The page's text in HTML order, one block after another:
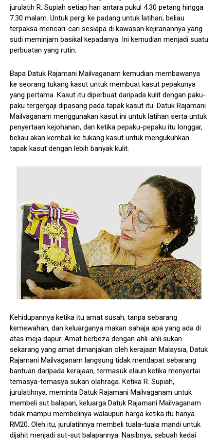
jurulatih R. Supiah setiap hari antara pukul 4.30 petang hingga
7.30 malam. Untuk pergi ke padang untuk latihan, beliau
terpaksa mencari-cari sesiapa di kawasan kejiranannya yang
sudi meminjam basikal kepadanya. Ini kemudian menjadi suatu
perbuatan yang rutin.
Bapa Datuk Rajamani Mailvaganam kemudian membawanya
ke seorang tukang kasut untuk membuat kasut pepakunya
yang pertama. Kasut itu diperbuat daripada kulit dengan paku-
paku tergergaji dipasang pada tapak kasut itu. Datuk Rajamani
Mailvaganam menggunakan kasut ini untuk latihan serta untuk
penyertaan kejohanan, dan ketika pepaku-pepaku itu longgar,
beliau akan kembali ke tukang kasut untuk mengukuhkan
tapak kasut dengan lebih banyak kulit.
Kehidupannya ketika itu amat susah, tanpa sebarang
kemewahan, dan keluarganya makan sahaja apa yang ada di
atas meja dapur. Amat berbeza dengan ahli-ahli sukan
sekarang yang amat dimanjakan oleh kerajaan Malaysia, Datuk
Rajamani Mailvaganam langsung tidak mendapat sebarang
bantuan daripada kerajaan, termasuk elaun ketika menyertai
temasya-temasya sukan olahraga. Ketika R. Supiah,
jurulatihnya, meminta Datuk Rajamani Mailvaganam untuk
membeli sut balapan, keluarga Datuk Rajamani Mailvaganam
tidak mampu membelinya walaupun harga ketika itu hanya
RM20. Oleh itu, jurulatihnya membeli tuala-tuala mandi untuk
dijahit menjadi sut-sut balapannya. Nasibnya, sebuah kedai